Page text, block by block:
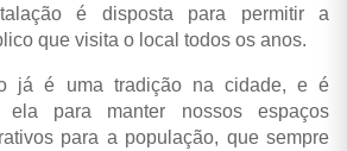
é disposta para permitir a
que visita o local todos os anos.
já é uma tradição na cidade, e é
ela para manter nossos espaços
para a população, que sempre